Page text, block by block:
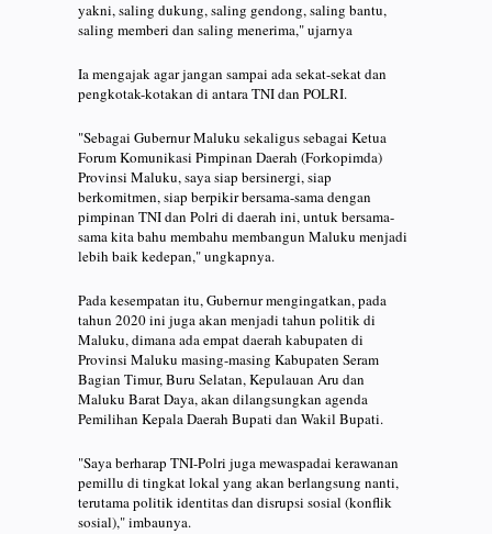
yakni, saling dukung, saling gendong, saling bantu,
saling memberi dan saling menerima," ujarnya
Ia mengajak agar jangan sampai ada sekat-sekat dan
pengkotak-kotakan di antara TNI dan POLRI.
"Sebagai Gubernur Maluku sekaligus sebagai Ketua
Forum Komunikasi Pimpinan Daerah (Forkopimda)
Provinsi Maluku, saya siap bersinergi, siap
berkomitmen, siap berpikir bersama-sama dengan
pimpinan TNI dan Polri di daerah ini, untuk bersama-
sama kita bahu membahu membangun Maluku menjadi
lebih baik kedepan," ungkapnya.
Pada kesempatan itu, Gubernur mengingatkan, pada
tahun 2020 ini juga akan menjadi tahun politik di
Maluku, dimana ada empat daerah kabupaten di
Provinsi Maluku masing-masing Kabupaten Seram
Bagian Timur, Buru Selatan, Kepulauan Aru dan
Maluku Barat Daya, akan dilangsungkan agenda
Pemilihan Kepala Daerah Bupati dan Wakil Bupati.
"Saya berharap TNI-Polri juga mewaspadai kerawanan
pemillu di tingkat lokal yang akan berlangsung nanti,
terutama politik identitas dan disrupsi sosial (konflik
sosial)," imbaunya.